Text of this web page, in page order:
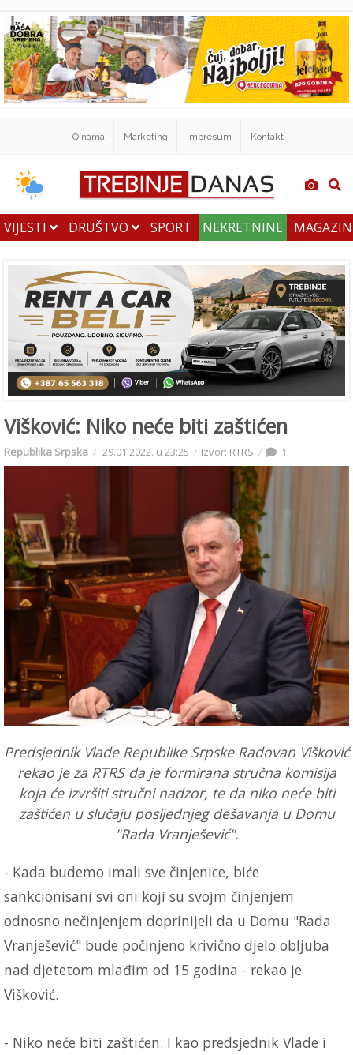
O nama Marketing Impresum Kontakt
VIJESTI DRUŠTVO SPORT NEKRETNINE
Višković: Niko neće biti zaštićen
Republika Srpska 29.01.2022. u 23:25 Izvor: RTRS 1
Predsjednik Vlade Republike Srpske Radovan Višković
rekao je za RTRS da je formirana stručna komisija
koja će izvršiti stručni nadzor, te da niko neće biti
zaštićen u slučaju posljednjeg dešavanja u Domu
"Rada Vranješević".
- Kada budemo imali sve činjenice, biće
sankcionisani svi oni koji su svojm činjenjem
odnosno nečinjenjem doprinijeli da u Domu "Rada
Vranješević" bude počinjeno krivično djelo obljuba
nad djetetom mlađim od 15 godina - rekao je
Višković.
- Niko neće biti zaštićen. I kao predsjednik Vlade i